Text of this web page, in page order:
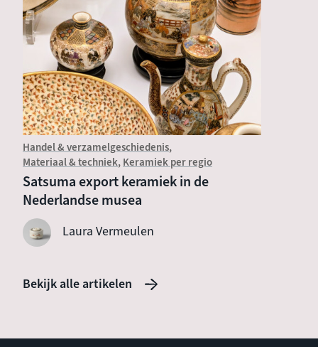
Handel & verzamelgeschiedenis
Materiaal & techniek Keramiek per regio
Satsuma export keramiek in de
Nederlandse musea
Laura Vermeulen
Bekijk alle artikelen